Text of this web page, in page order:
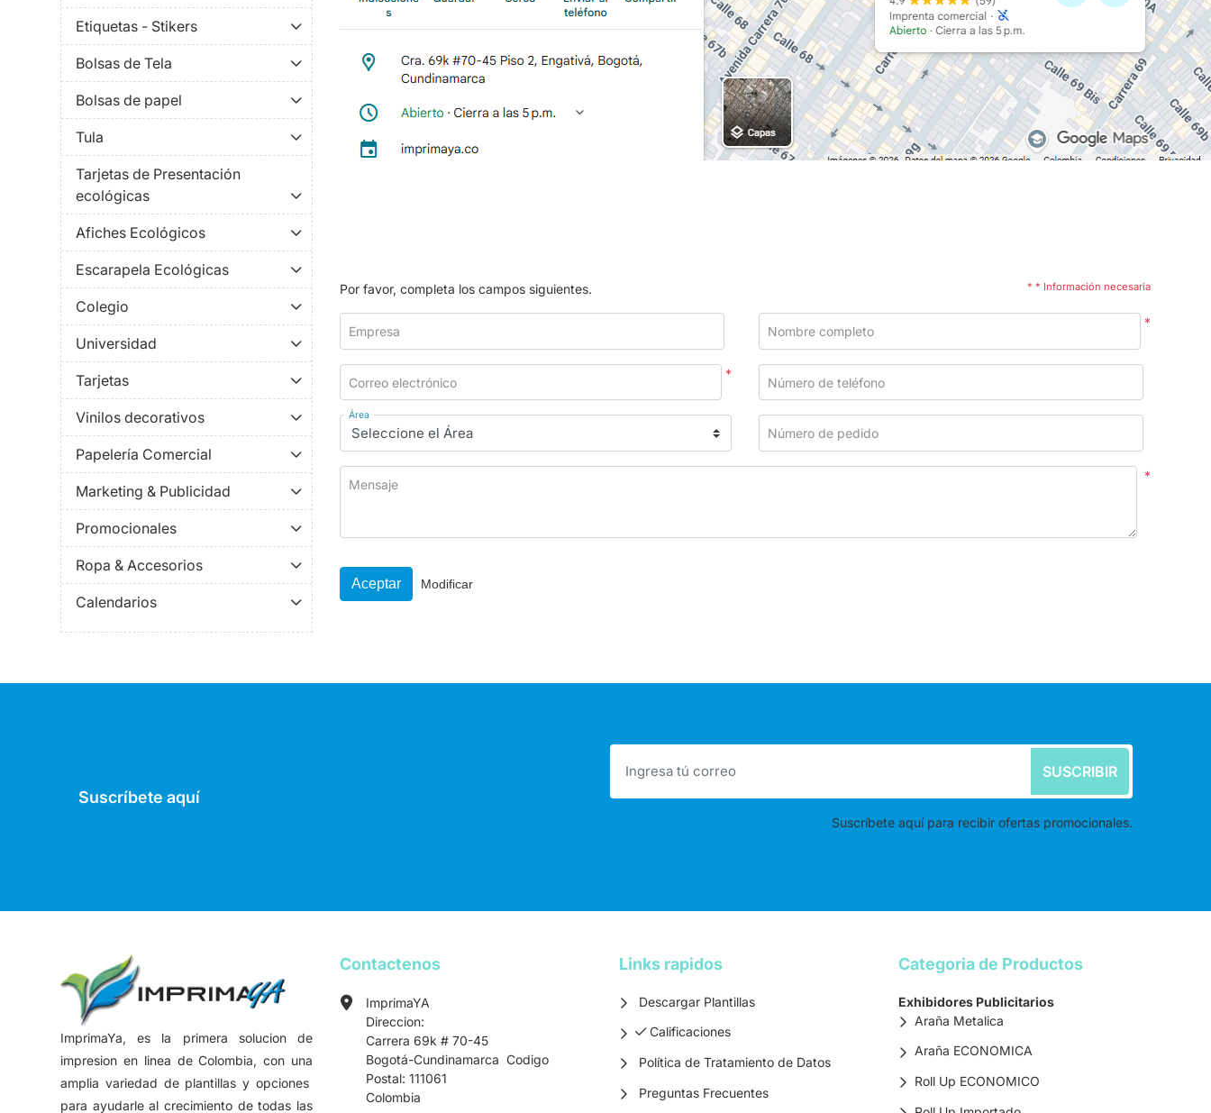
Etiquetas - Stikers
Bolsas de Tela
Bolsas de papel
Tula
Tarjetas de Presentación
ecológicas
Afiches Ecológicos
Escarapela Ecológicas
Colegio
Universidad
Tarjetas
Vinilos decorativos
Papelería Comercial
Marketing & Publicidad
Promocionales
Ropa & Accesorios
Calendarios
Por favor, completa los campos siguientes. * * Información necesaria
Empresa
*
Nombre completo
*
Correo electrónico Número de teléfono
Área
Número de pedido
*
Mensaje
Aceptar Modificar
Suscríbete aquí
SUSCRIBIR
Suscríbete aquí para recibir ofertas promocionales.
ImprimaYa, es la primera solucion de
impresion en linea de Colombia, con una
amplia variedad de plantillas y opciones
para ayudarle al crecimiento de todas las
Contactenos
ImprimaYA
Direccion:
Carrera 69k # 70-45
Bogotá-Cundinamarca Codigo
Postal: 111061
Colombia
Links rapidos
Descargar Plantillas
Calificaciones
Calificaciones
Política de Tratamiento de Datos
Preguntas Frecuentes
Categoria de Productos
Exhibidores Publicitarios
Araña Metalica
Araña ECONOMICA
Roll Up ECONOMICO